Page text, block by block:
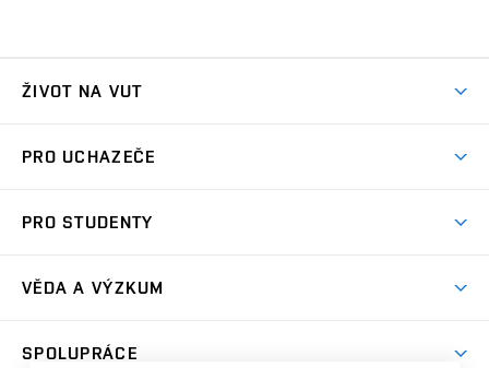
ŽIVOT NA VUT
Koleje
Sport na VUT
PRO UCHAZEČE
Dny otevřených dveří
Celoživotní vzdělávání
PRO STUDENTY
Harmonogram akademického roku
Zpracování osobních údajů studentů
Sociální bezpečí
VĚDA A VÝZKUM
SPOLUPRÁCE